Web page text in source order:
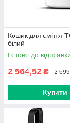
Кошик для сміття
білий
Готово до відправки
2 564,52 ₴ 2
Купити